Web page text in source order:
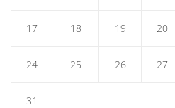
17 18 19 20
24 25 26 27
31